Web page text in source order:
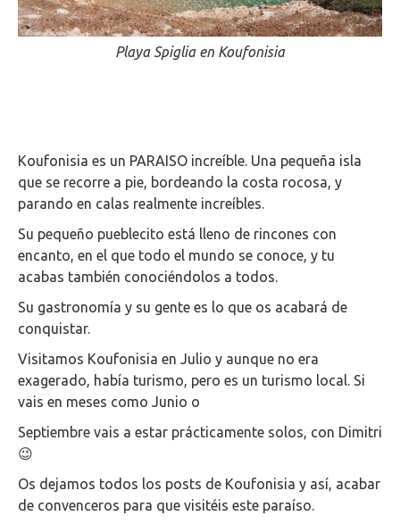
Playa Spiglia en Koufonisia
Koufonisia es un PARAISO increíble. Una pequeña isla
que se recorre a pie, bordeando la costa rocosa, y
parando en calas realmente increíbles.
Su pequeño pueblecito está lleno de rincones con
encanto, en el que todo el mundo se conoce, y tu
acabas también conociéndolos a todos.
Su gastronomía y su gente es lo que os acabará de
conquistar.
Visitamos Koufonisia en Julio y aunque no era
exagerado, había turismo, pero es un turismo local. Si
vais en meses como Junio o
Septiembre vais a estar prácticamente solos, con Dimitri
😉
Os dejamos todos los posts de Koufonisia y así, acabar
de convenceros para que visitéis este paraíso.